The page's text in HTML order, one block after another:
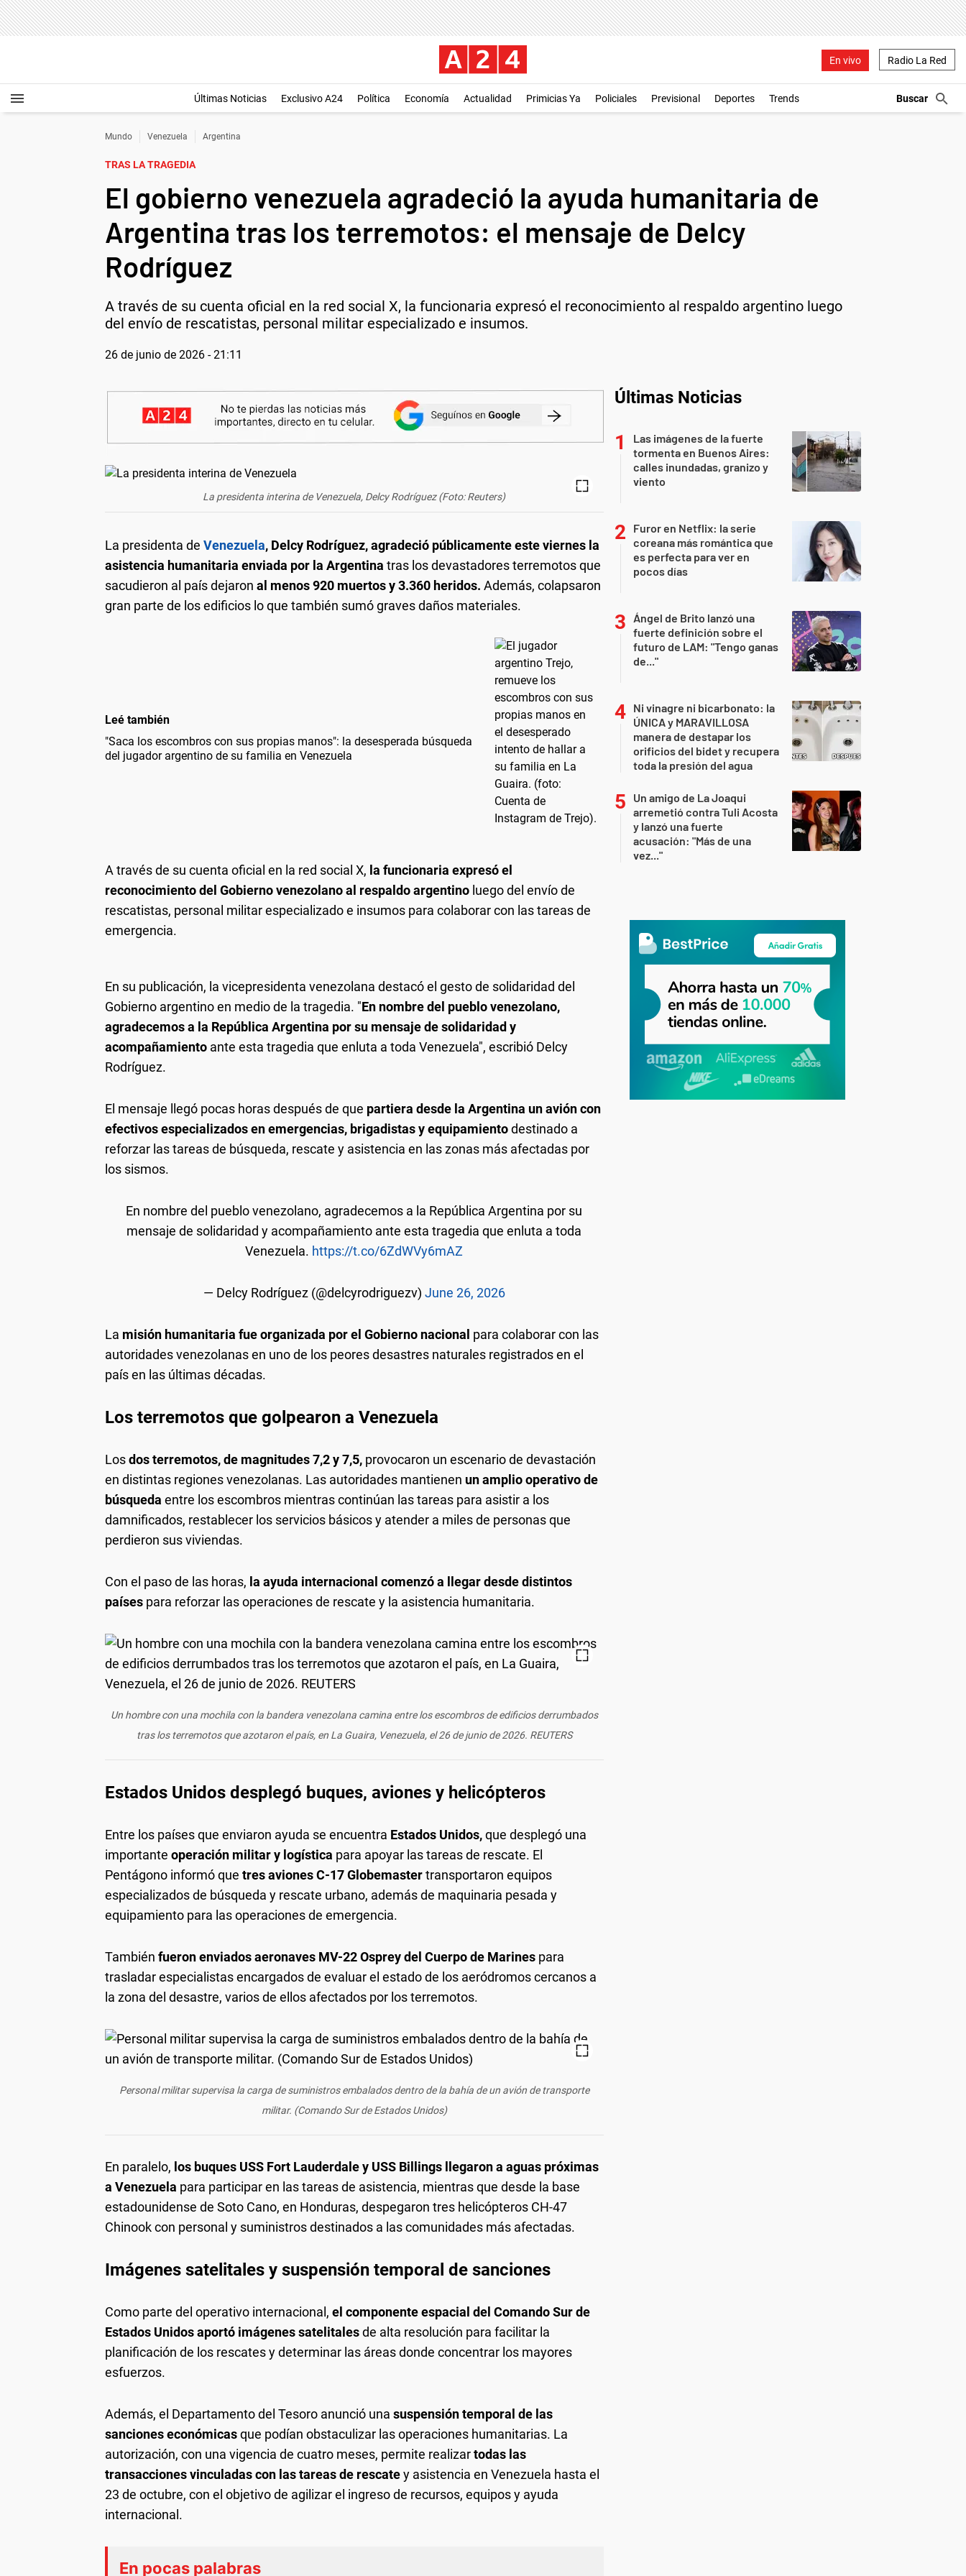
En vivo Radio La Red
Últimas Noticias Exclusivo A24 Política Economía Actualidad Primicias Ya Policiales Previsional Deportes Trends
Mundo Venezuela Argentina
TRAS LA TRAGEDIA
El gobierno venezuela agradeció la ayuda humanitaria de
Argentina tras los terremotos: el mensaje de Delcy
Rodríguez
A través de su cuenta oficial en la red social X, la funcionaria expresó el reconocimiento al respaldo argentino luego
del envío de rescatistas, personal militar especializado e insumos.
26 de junio de 2026 - 21:11
La presidenta interina de Venezuela, Delcy Rodríguez (Foto: Reuters)
La presidenta de Venezuela, Delcy Rodríguez, agradeció públicamente este viernes la
asistencia humanitaria enviada por la Argentina tras los devastadores terremotos que
sacudieron al país dejaron al menos 920 muertos y 3.360 heridos. Además, colapsaron
gran parte de los edificios lo que también sumó graves daños materiales.
Leé también
"Saca los escombros con sus propias manos": la desesperada búsqueda
del jugador argentino de su familia en Venezuela
A través de su cuenta oficial en la red social X, la funcionaria expresó el
reconocimiento del Gobierno venezolano al respaldo argentino luego del envío de
rescatistas, personal militar especializado e insumos para colaborar con las tareas de
emergencia.
En su publicación, la vicepresidenta venezolana destacó el gesto de solidaridad del
Gobierno argentino en medio de la tragedia. "En nombre del pueblo venezolano,
agradecemos a la República Argentina por su mensaje de solidaridad y
acompañamiento ante esta tragedia que enluta a toda Venezuela", escribió Delcy
Rodríguez.
El mensaje llegó pocas horas después de que partiera desde la Argentina un avión con
efectivos especializados en emergencias, brigadistas y equipamientodestinado a
reforzar las tareas de búsqueda, rescate y asistencia en las zonas más afectadas por
los sismos.
En nombre del pueblo venezolano, agradecemos a la República Argentina por su
mensaje de solidaridad y acompañamiento ante esta tragedia que enluta a toda
Venezuela. https://t.co/6ZdWVy6mAZ
— Delcy Rodríguez (@delcyrodriguezv) June 26, 2026
La misión humanitaria fue organizada por el Gobierno nacional para colaborar con las
autoridades venezolanas en uno de los peores desastres naturales registrados en el
país en las últimas décadas.
Los terremotos que golpearon a Venezuela
Losdos terremotos, de magnitudes 7,2 y 7,5, provocaron un escenario de devastación
en distintas regiones venezolanas. Las autoridades mantienen un amplio operativo de
búsqueda entre los escombros mientras continúan las tareas para asistir a los
damnificados, restablecer los servicios básicos y atender a miles de personas que
perdieron sus viviendas.
Con el paso de las horas, la ayuda internacional comenzó a llegar desde distintos
países para reforzar las operaciones de rescate y la asistencia humanitaria.
Un hombre con una mochila con la bandera venezolana camina entre los escombros de edificios derrumbados
tras los terremotos que azotaron el país, en La Guaira, Venezuela, el 26 de junio de 2026. REUTERS
Estados Unidos desplegó buques, aviones y helicópteros
Entre los países que enviaron ayuda se encuentra Estados Unidos,que desplegó una
importante operación militar y logística para apoyar las tareas de rescate. El
Pentágono informó que tres aviones C-17 Globemastertransportaron equipos
especializados de búsqueda y rescate urbano, además de maquinaria pesada y
equipamiento para las operaciones de emergencia.
También fueron enviados aeronaves MV-22 Osprey del Cuerpo de Marines para
trasladar especialistas encargados de evaluar el estado de los aeródromos cercanos a
la zona del desastre, varios de ellos afectados por los terremotos.
Personal militar supervisa la carga de suministros embalados dentro de la bahía de un avión de transporte
militar. (Comando Sur de Estados Unidos)
En paralelo, los buques USS Fort Lauderdale y USS Billings llegaron a aguas próximas
a Venezuela para participar en las tareas de asistencia, mientras que desde la base
estadounidense de Soto Cano, en Honduras, despegaron tres helicópteros CH-47
Chinook con personal y suministros destinados a las comunidades más afectadas.
Imágenes satelitales y suspensión temporal de sanciones
Como parte del operativo internacional, el componente espacial del Comando Sur de
Estados Unidosaportó imágenes satelitalesde alta resolución para facilitar la
planificación de los rescates y determinar las áreas donde concentrar los mayores
esfuerzos.
Además, el Departamento del Tesoro anunció una suspensión temporal de las
sanciones económicasque podían obstaculizar las operaciones humanitarias. La
autorización, con una vigencia de cuatro meses, permite realizartodas las
transacciones vinculadas con las tareas de rescatey asistencia en Venezuela hasta el
23 de octubre, con el objetivo de agilizar el ingreso de recursos, equipos y ayuda
internacional.
En pocas palabras
Últimas Noticias
Las imágenes de la fuerte
tormenta en Buenos Aires:
calles inundadas, granizo y
viento
Furor en Netflix: la serie
coreana más romántica que
es perfecta para ver en
pocos días
Ángel de Brito lanzó una
fuerte definición sobre el
futuro de LAM: "Tengo ganas
de..."
Ni vinagre ni bicarbonato: la
ÚNICA y MARAVILLOSA
manera de destapar los
orificios del bidet y recupera
toda la presión del agua
Un amigo de La Joaqui
arremetió contra Tuli Acosta
y lanzó una fuerte
acusación: "Más de una
vez..."